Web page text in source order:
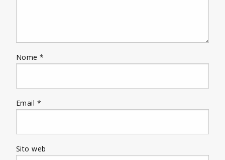
Nome*
Email *
Sito web